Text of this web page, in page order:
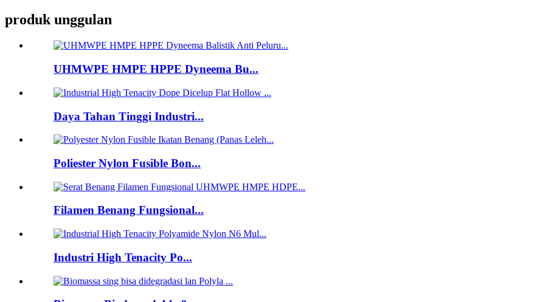
produk unggulan
UHMWPE HMPE HPPE Dyneema Bu...
Daya Tahan Tinggi Industri...
Poliester Nylon Fusible Bon...
Filamen Benang Fungsional...
Industri High Tenacity Po...